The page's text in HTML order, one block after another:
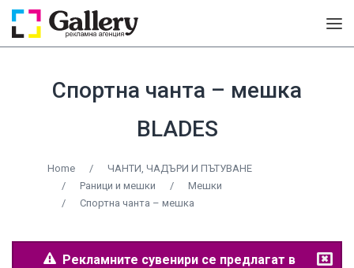
Спортна чанта – мешка
BLADES
Home /
ЧАНТИ, ЧАДЪРИ И ПЪТУВАНЕ
/
Раници и мешки /
Мешки
/
Спортна чанта – мешка
Рекламните сувенири се предлагат в